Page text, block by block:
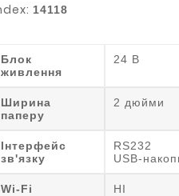
14118
Блок
живлення
24 В
Ширина
паперу
2 дюйми
Інтерфейс
зв'язку
RS232
USB-
Wi-Fi НІ